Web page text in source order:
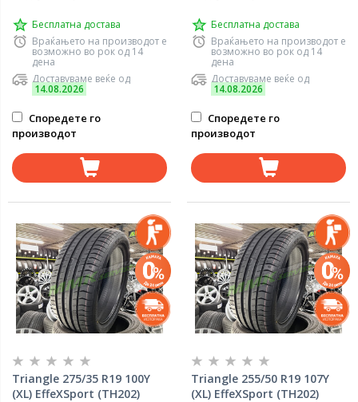
Бесплатна достава
Враќањето на производот е
возможно во рок од 14
дена
Доставуваме веќе од
14.08.2026
Споредете го
производот
Бесплатна достава
Враќањето на производот е
возможно во рок од 14
дена
Доставуваме веќе од
14.08.2026
Споредете го
производот
Triangle 275/35 R19 100Y
(XL) EffeXSport (TH202)
Triangle 255/50 R19 107Y
(XL) EffeXSport (TH202)